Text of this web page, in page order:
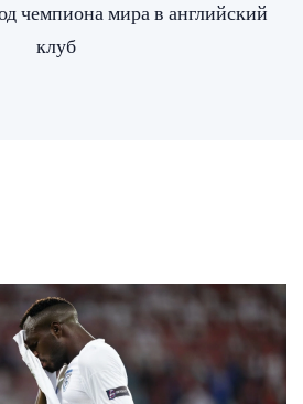
чемпиона мира в английский
клуб